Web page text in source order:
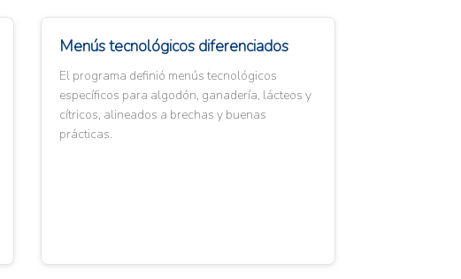
Menús tecnológicos diferenciados
El programa definió menús tecnológicos
específicos para algodón, ganadería, lácteos y
cítricos, alineados a brechas y buenas
prácticas.